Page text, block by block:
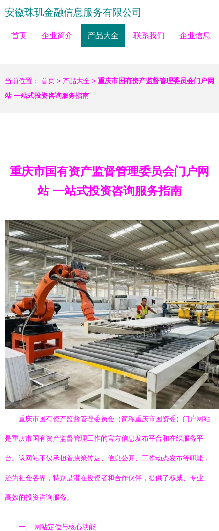
安徽珠玑金融信息服务有限公司
首页 企业简介 产品大全 联系我们 企业信息
当前位置： 首页 > 产品大全 > 重庆市国有资产监督管理委员会门户网
站 一站式投资咨询服务指南
重庆市国有资产监督管理委员会门户网
站 一站式投资咨询服务指南
重庆市国有资产监督管理委员会（简称重庆市国资委）门户网站
是重庆市国有资产监督管理工作的官方信息发布平台和在线服务平
台。该网站不仅承担着政策传达、信息公开、工作动态发布等职能，
还为社会各界，特别是潜在投资者和合作伙伴，提供了权威、专业、
高效的投资咨询服务。
一、 网站定位与核心功能